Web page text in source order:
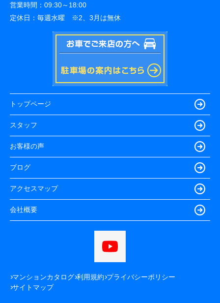
営業時間： 09:30～18:00
定休日： 毎週水曜 ※2、3月は無休
トップページ
スタッフ
お客様の声
ブログ
アクセスマップ
会社概要
マンションカタログ 利用規約 プライバシーポリシー
サイトマップ